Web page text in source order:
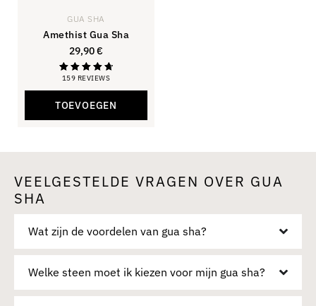
GUA SHA
Amethist Gua Sha
29,90€
159 REVIEWS
Beoordeling
TOEVOEGEN
VEELGESTELDE VRAGEN OVER GUA
SHA
Wat zijn de voordelen van gua sha?
Welke steen moet ik kiezen voor mijn gua sha?